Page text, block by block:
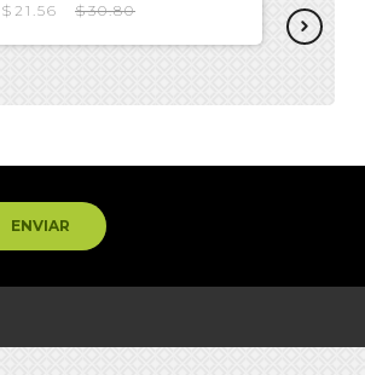
$21.56
$30.80
$26.59
ENVIAR